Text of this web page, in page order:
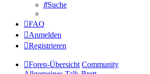
Suche
FAQ
Anmelden
Registrieren
Foren-Übersicht Community